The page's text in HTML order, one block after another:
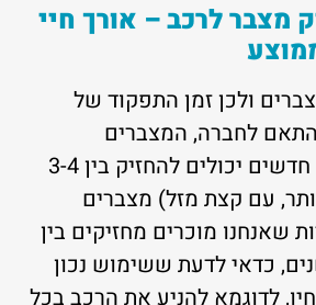
מצבר לרכב – אורך חיי
ולכן זמן התפקוד של
לחברה, המצברים
שמגיעים לרכבים חדשים יכולים להחזיק בין 3-4
עם קצת מזל) מצברים
שאנחנו מוכרים מחזיקים בין
כדאי לדעת ששימוש נכון
לדוגמא להניע את הרכב בכל